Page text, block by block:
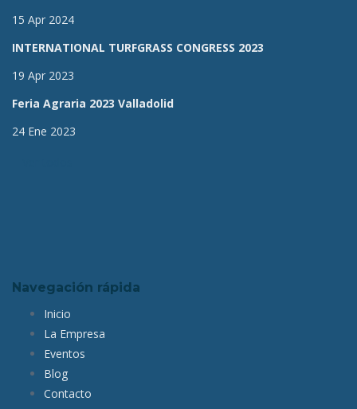
15 Apr 2024
INTERNATIONAL TURFGRASS CONGRESS 2023
19 Apr 2023
Feria Agraria 2023 Valladolid
24 Ene 2023
Navegación rápida
Inicio
La Empresa
Eventos
Blog
Contacto